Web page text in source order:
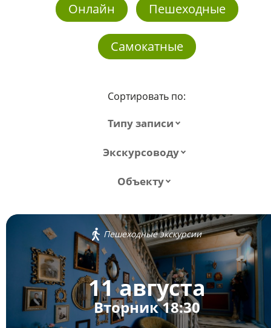
Онлайн Пешеходные
Самокатные
Сортировать по:
Типу записи
Экскурсоводу
Объекту
Пешеходные экскурсии
11 августа
Вторник 18:30